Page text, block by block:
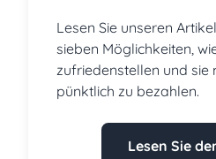
Lesen Sie unseren
sieben Möglichkeiten,
zufriedenstellen und sie
pünktlich zu bezahlen.
Lesen Sie